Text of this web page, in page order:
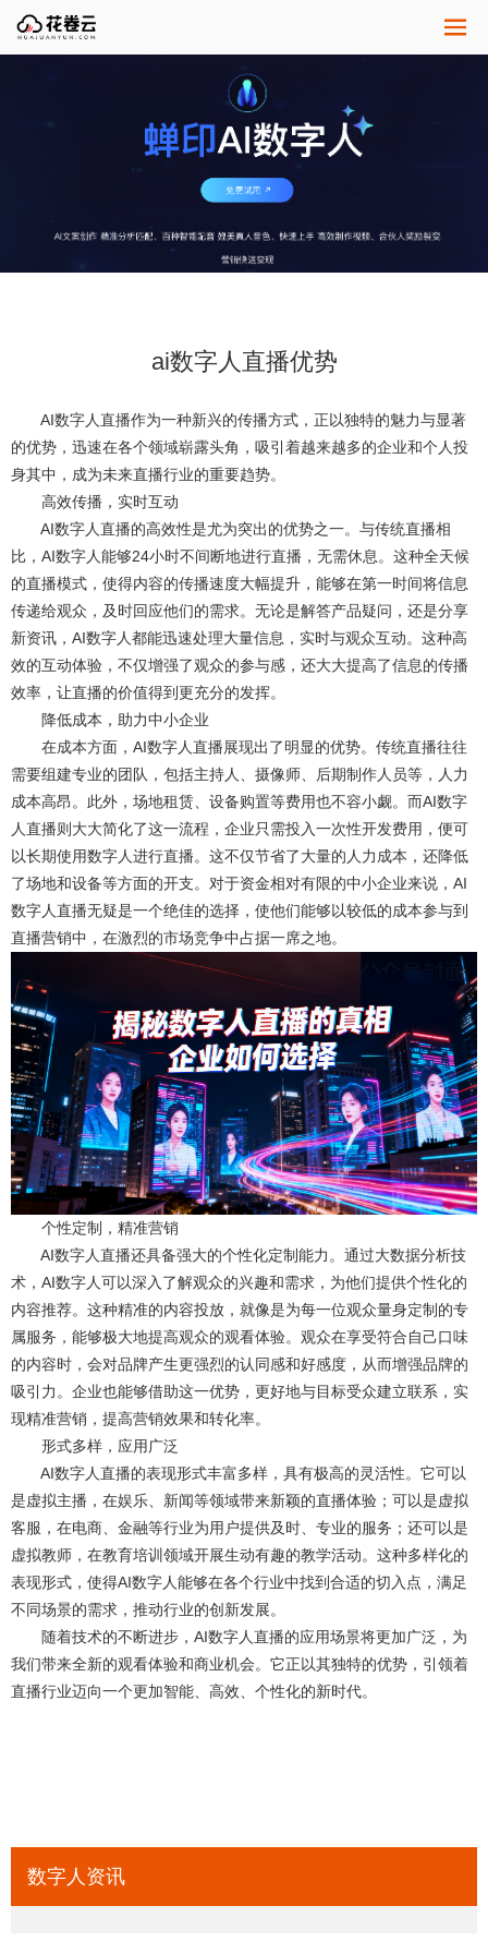
ai数字人直播优势
AI数字人直播作为一种新兴的传播方式，正以独特的魅力与显著
的优势，迅速在各个领域崭露头角，吸引着越来越多的企业和个人投
身其中，成为未来直播行业的重要趋势。
高效传播，实时互动
AI数字人直播的高效性是尤为突出的优势之一。与传统直播相
比，AI数字人能够24小时不间断地进行直播，无需休息。这种全天候
的直播模式，使得内容的传播速度大幅提升，能够在第一时间将信息
传递给观众，及时回应他们的需求。无论是解答产品疑问，还是分享
新资讯，AI数字人都能迅速处理大量信息，实时与观众互动。这种高
效的互动体验，不仅增强了观众的参与感，还大大提高了信息的传播
效率，让直播的价值得到更充分的发挥。
降低成本，助力中小企业
在成本方面，AI数字人直播展现出了明显的优势。传统直播往往
需要组建专业的团队，包括主持人、摄像师、后期制作人员等，人力
成本高昂。此外，场地租赁、设备购置等费用也不容小觑。而AI数字
人直播则大大简化了这一流程，企业只需投入一次性开发费用，便可
以长期使用数字人进行直播。这不仅节省了大量的人力成本，还降低
了场地和设备等方面的开支。对于资金相对有限的中小企业来说，AI
数字人直播无疑是一个绝佳的选择，使他们能够以较低的成本参与到
直播营销中，在激烈的市场竞争中占据一席之地。
个性定制，精准营销
AI数字人直播还具备强大的个性化定制能力。通过大数据分析技
术，AI数字人可以深入了解观众的兴趣和需求，为他们提供个性化的
内容推荐。这种精准的内容投放，就像是为每一位观众量身定制的专
属服务，能够极大地提高观众的观看体验。观众在享受符合自己口味
的内容时，会对品牌产生更强烈的认同感和好感度，从而增强品牌的
吸引力。企业也能够借助这一优势，更好地与目标受众建立联系，实
现精准营销，提高营销效果和转化率。
形式多样，应用广泛
AI数字人直播的表现形式丰富多样，具有极高的灵活性。它可以
是虚拟主播，在娱乐、新闻等领域带来新颖的直播体验；可以是虚拟
客服，在电商、金融等行业为用户提供及时、专业的服务；还可以是
虚拟教师，在教育培训领域开展生动有趣的教学活动。这种多样化的
表现形式，使得AI数字人能够在各个行业中找到合适的切入点，满足
不同场景的需求，推动行业的创新发展。
随着技术的不断进步，AI数字人直播的应用场景将更加广泛，为
我们带来全新的观看体验和商业机会。它正以其独特的优势，引领着
直播行业迈向一个更加智能、高效、个性化的新时代。
数字人资讯